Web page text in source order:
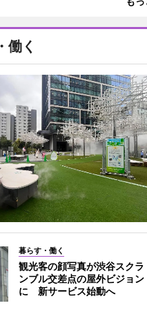
働く
暮らす・働く
観光客の顔写真が渋谷スクラ
ンブル交差点の屋外ビジョン
に 新サービス始動へ